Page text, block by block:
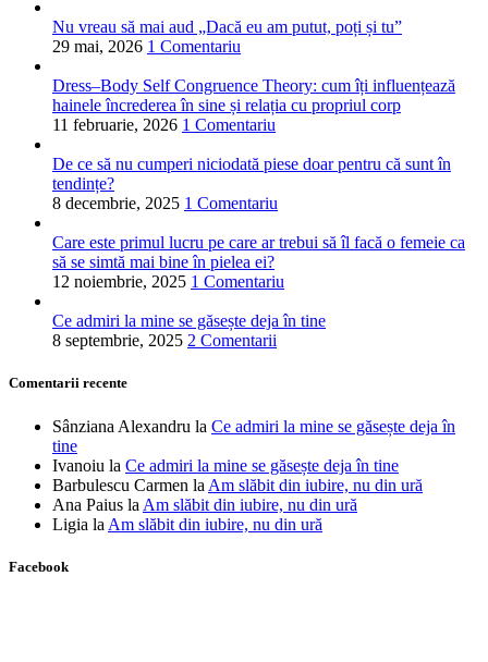
Nu vreau să mai aud „Dacă eu am putut, poți și tu”
29 mai, 2026 1 Comentariu
Dress–Body Self Congruence Theory: cum îți influențează
hainele încrederea în sine și relația cu propriul corp
11 februarie, 2026 1 Comentariu
De ce să nu cumperi niciodată piese doar pentru că sunt în
tendințe?
8 decembrie, 2025 1 Comentariu
Care este primul lucru pe care ar trebui să îl facă o femeie ca
să se simtă mai bine în pielea ei?
12 noiembrie, 2025 1 Comentariu
Ce admiri la mine se găsește deja în tine
8 septembrie, 2025 2 Comentarii
Comentarii recente
Sânziana Alexandru la Ce admiri la mine se găsește deja în
tine
Ivanoiu la Ce admiri la mine se găsește deja în tine
Barbulescu Carmen la Am slăbit din iubire, nu din ură
Ana Paius la Am slăbit din iubire, nu din ură
Ligia la Am slăbit din iubire, nu din ură
Facebook